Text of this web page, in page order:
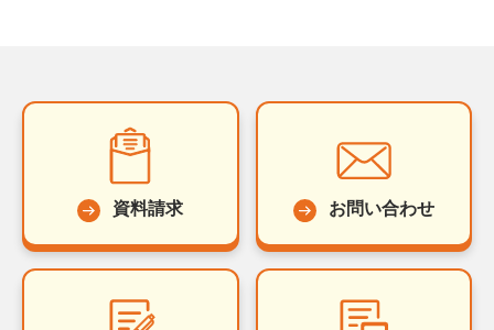
資料請求 お問い合わせ